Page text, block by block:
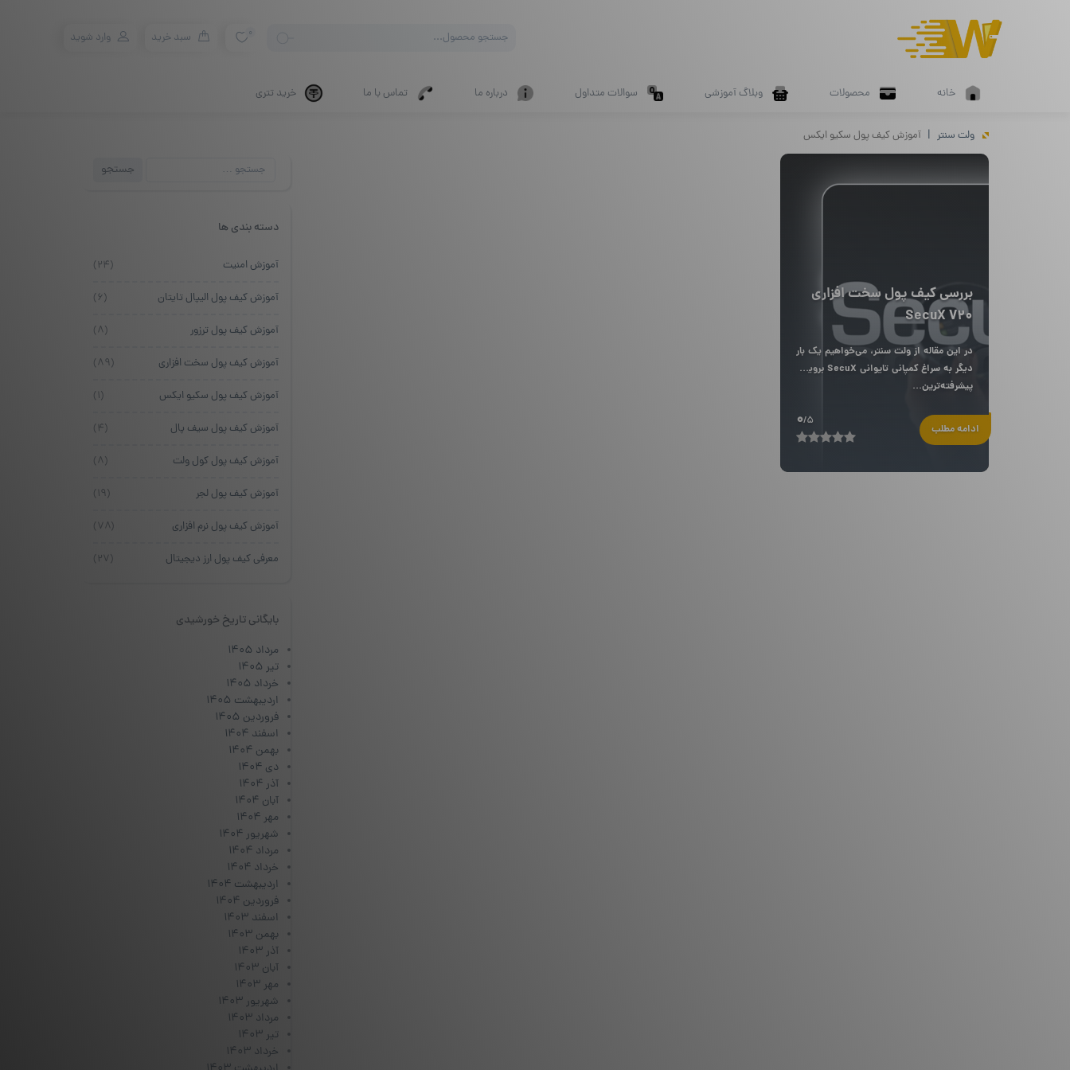
search
0 سبد خرید وارد شوید
خانه محصولات وبلاگ آموزشی سوالات متداول درباره ما تماس با ما خرید تتری
ولت سنتر آموزش کیف پول سکیو ایکس
بررسی کیف پول سخت افزاری
SecuX V20
در این مقاله از ولت سنتر، می‌خواهیم یک بار
دیگر به سراغ کمپانی تایوانی SecuX برویم و
پیشرفته‌ترین...
ادامه مطلب 0/5
جستجو
جستجو
دسته بندی ها
آموزش امنیت (۲۴)
آموزش کیف پول الیپال تایتان (۶)
آموزش کیف پول ترزور (۸)
آموزش کیف پول سخت افزاری (۸۹)
آموزش کیف پول سکیو ایکس (۱)
آموزش کیف پول سیف پال (۴)
آموزش کیف پول کول ولت (۸)
آموزش کیف پول لجر (۱۹)
آموزش کیف پول نرم افزاری (۷۸)
معرفی کیف پول ارز دیجیتال (۲۷)
بایگانی تاریخ خورشیدی
مرداد ۱۴۰۵
تیر ۱۴۰۵
خرداد ۱۴۰۵
اردیبهشت ۱۴۰۵
فروردین ۱۴۰۵
اسفند ۱۴۰۴
بهمن ۱۴۰۴
دی ۱۴۰۴
آذر ۱۴۰۴
آبان ۱۴۰۴
مهر ۱۴۰۴
شهریور ۱۴۰۴
مرداد ۱۴۰۴
خرداد ۱۴۰۴
اردیبهشت ۱۴۰۴
فروردین ۱۴۰۴
اسفند ۱۴۰۳
بهمن ۱۴۰۳
آذر ۱۴۰۳
آبان ۱۴۰۳
مهر ۱۴۰۳
شهریور ۱۴۰۳
مرداد ۱۴۰۳
تیر ۱۴۰۳
خرداد ۱۴۰۳